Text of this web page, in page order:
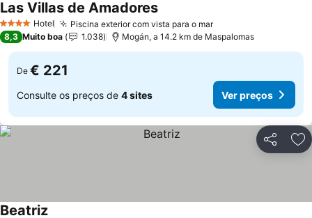
4 EstrelasHotel Piscina exterior com vista para o marVer preços
Las Villas de AmadoresVer preços
8,3 Muito boa 1.038 Mogán, a 14.2 km de Maspalomas
De € 221
Consulte os preços de 4 sites Ver preços
Partilhar
Beatriz